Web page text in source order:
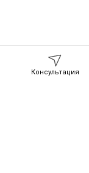
Консультация